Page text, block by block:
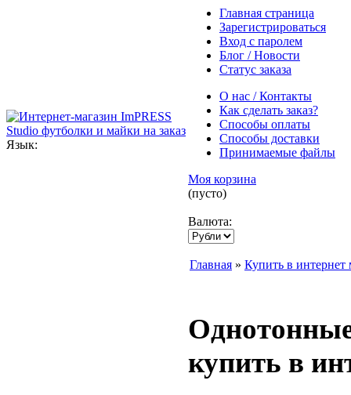
Язык:
Главная страница
Зарегистрироваться
Вход с паролем
Блог / Новости
Статус заказа
О нас / Контакты
Как сделать заказ?
Способы оплаты
Способы доставки
Принимаемые файлы
Моя корзина
(пусто)
Валюта:
Главная » Купить в интернет
купить в